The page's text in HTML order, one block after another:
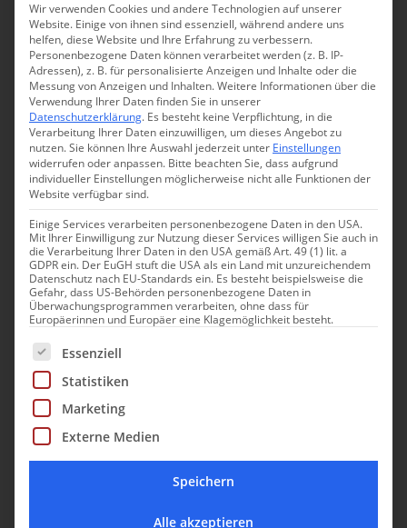
Lea Biermann
Redaktion
Seit vielen Jahren schreibt Lea für Redaktionen
Wir verwenden Cookies und andere Technologien auf unserer
Website. Einige von ihnen sind essenziell, während andere uns
helfen, diese Website und Ihre Erfahrung zu verbessern.
Personenbezogene Daten können verarbeitet werden (z. B. IP-
Adressen), z. B. für personalisierte Anzeigen und Inhalte oder die
Messung von Anzeigen und Inhalten.Weitere Informationen über die
Verwendung Ihrer Daten finden Sie in unserer
Datenschutzerklärung. Es besteht keine Verpflichtung, in die
Verarbeitung Ihrer Daten einzuwilligen, um dieses Angebot zu
nutzen.Sie können Ihre Auswahl jederzeit unter Einstellungen
widerrufen oder anpassen. Bitte beachten Sie, dass aufgrund
individueller Einstellungen möglicherweise nicht alle Funktionen der
Website verfügbar sind.
Einige Services verarbeiten personenbezogene Daten in den USA.
Mit Ihrer Einwilligung zur Nutzung dieser Services willigen Sie auch in
die Verarbeitung Ihrer Daten in den USA gemäß Art. 49 (1) lit. a
GDPR ein. Der EuGH stuft die USA als ein Land mit unzureichendem
Datenschutz nach EU-Standards ein. Es besteht beispielsweise die
Gefahr, dass US-Behörden personenbezogene Daten in
Überwachungsprogrammen verarbeiten, ohne dass für
Europäerinnen und Europäer eine Klagemöglichkeit besteht.
Es folgt eine Liste der Service-Gruppen, für die eine
Essenziell
Statistiken
Marketing
Externe Medien
Speichern
Alle akzeptieren